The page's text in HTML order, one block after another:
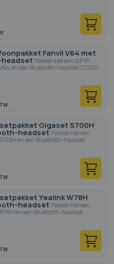
Fanvil V64 met
Pakket met een SIP IP-
en een Bluetooth-headset CC200
Gigaset S700H
headsetPakket met een
en een Bluetooth-headset
Yealink W78H
headset Pakket met een
en een Bluetooth-headset